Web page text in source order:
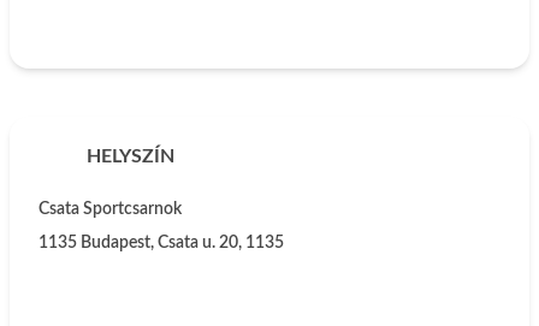
HELYSZÍN
Csata Sportcsarnok
1135 Budapest, Csata u. 20, 1135